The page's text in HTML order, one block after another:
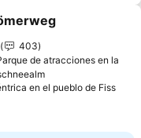
favoritos
403
de atracciones en la
en el pueblo de Fiss